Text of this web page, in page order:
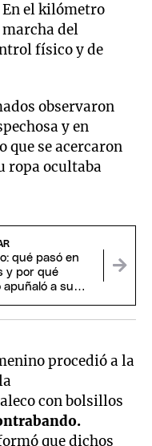
el kilómetro
marcha del
físico y de
observaron
y en
que se acercaron
ropa ocultaba
qué pasó en
y por qué
a su
procedió a la
con bolsillos
que dichos